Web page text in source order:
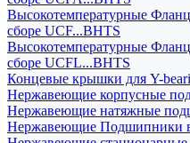
Высокотемпературные
сборе UCF...BHTS
Высокотемпературные
сборе UCFL...BHTS
Концевые крышки для Y-
Нержавеющие корпусные
Нержавеющие натяжные
Нержавеющие Подшипники